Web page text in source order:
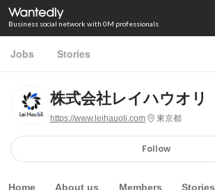
Business social network with 0M professionals
Jobs Stories
株式会社レイハウオリ
https://www.leihauoli.com 東京都
Follow
Home About us Members Stories